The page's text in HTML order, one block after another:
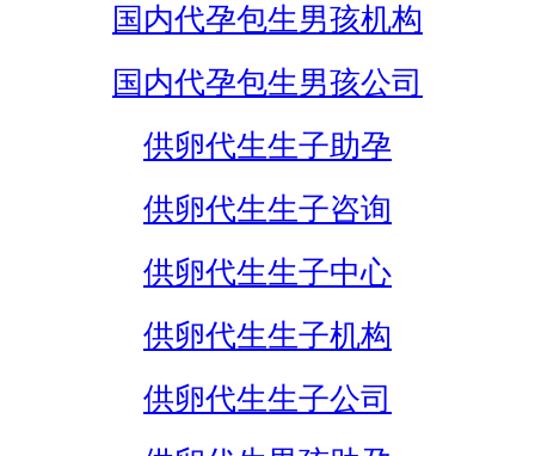
国内代孕包生男孩机构
国内代孕包生男孩公司
供卵代生生子助孕
供卵代生生子咨询
供卵代生生子中心
供卵代生生子机构
供卵代生生子公司